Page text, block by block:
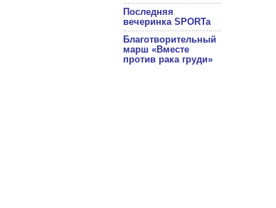
Последняя
вечеринка SPORTa
Благотворительный
марш «Вместе
против рака груди»